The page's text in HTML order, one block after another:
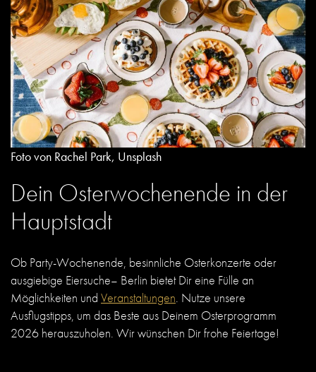
Foto von Rachel Park, Unsplash
Dein Osterwochenende in der
Hauptstadt
Ob Party-Wochenende, besinnliche Osterkonzerte oder
ausgiebige Eiersuche– Berlin bietet Dir eine Fülle an
Möglichkeiten und Veranstaltungen. Nutze unsere
Ausflugstipps, um das Beste aus Deinem Osterprogramm
2026 herauszuholen. Wir wünschen Dir frohe Feiertage!